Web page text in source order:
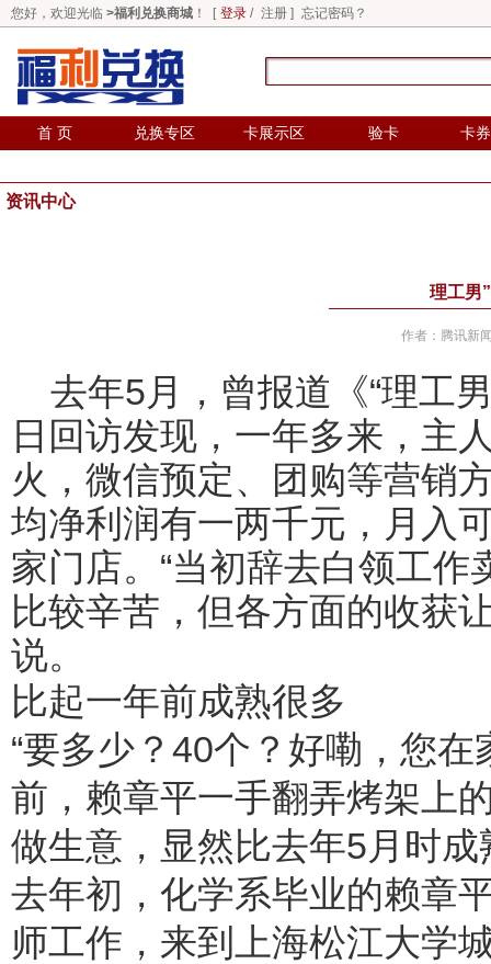
您好，欢迎光临 >福利兑换商城 ！ [ 登录 / 注册 ] 忘记密码？
首 页 兑换专区 卡展示区 验卡 卡
资讯中心
理工男
作者：腾讯新
去年5月，曾报道《“理工
日回访发现，一年多来，主
火，微信预定、团购等营销
均净利润有一两千元，月入
家门店。“当初辞去白领工
比较辛苦，但各方面的收获
说。
比起一年前成熟很多
“要多少？40个？好嘞，您
前，赖章平一手翻弄烤架上
做生意，显然比去年5月时
去年初，化学系毕业的赖章
师工作，来到上海松江大学